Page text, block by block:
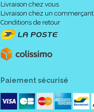
Livraison chez vous
Livraison chez un commerçant
Conditions de retour
Paiement sécurisé